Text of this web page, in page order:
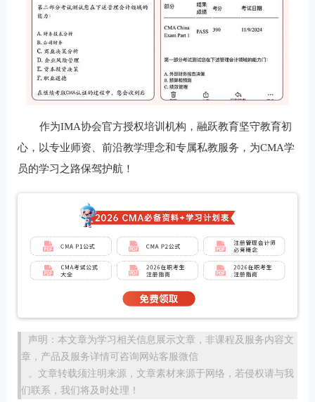
作为IMA协会官方授权培训机构，融跃教育坚守教育初
心，以专业师资、前沿教学理念和专属私教服务，为CMA学
员的学习之路保驾护航！
声明：本文章为学习相关信息展示文章，非课程及服务内容文
章，产品及服务详情可咨询网站客服微信
。文章转载须注明来源，文章素材来源于网络，若侵权请与我
们联系，我们将及时处理！